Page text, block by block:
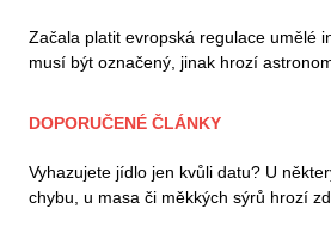
Začala platit evropská regulace umělé
musí být označený, jinak hrozí
DOPORUČENÉ ČLÁNKY
Vyhazujete jídlo jen kvůli datu? U
chybu, u masa či měkkých sýrů hrozí